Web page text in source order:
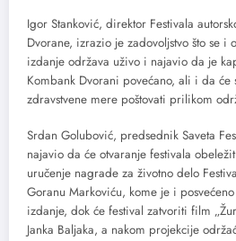
Igor Stanković, direktor Festivala
Dvorane, izrazio je zadovoljstvo što se i
izdanje održava uživo i najavio da je
Kombank Dvorani povećano, ali i da će
zdravstvene mere poštovati prilikom
Srdan Golubović, predsednik Saveta
najavio da će otvaranje festivala
uručenje nagrade za životno delo
Goranu Markoviću, kome je i
izdanje, dok će festival zatvoriti film
Janka Baljaka, a nakom projekcije